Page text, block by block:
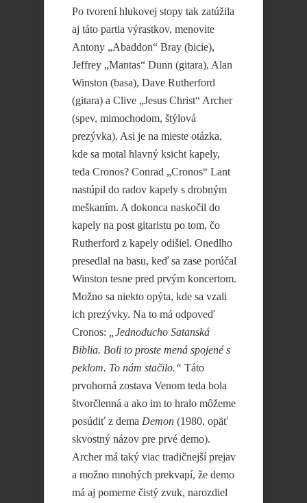
Po tvorení hlukovej stopy tak zatúžila
aj táto partia výrastkov, menovite
Antony „Abaddon“ Bray (bicie),
Jeffrey „Mantas“ Dunn (gitara), Alan
Winston (basa), Dave Rutherford
(gitara) a Clive „Jesus Christ“ Archer
(spev, mimochodom, štýlová
prezývka). Asi je na mieste otázka,
kde sa motal hlavný ksicht kapely,
teda Cronos? Conrad „Cronos“ Lant
nastúpil do radov kapely s drobným
meškaním. A dokonca naskočil do
kapely na post gitaristu po tom, čo
Rutherford z kapely odišiel. Onedlho
presedlal na basu, keď sa zase porúčal
Winston tesne pred prvým koncertom.
Možno sa niekto opýta, kde sa vzali
ich prezývky. Na to má odpoveď
Cronos:
„Jednoducho Satanská
Biblia. Boli to proste mená spojené s
peklom. To nám stačilo.“ Táto
prvohorná zostava Venom teda bola
štvorčlenná a ako im to hralo môžeme
posúdiť z dema Demon (1980, opäť
skvostný názov pre prvé demo).
Archer má taký viac tradičnejší prejav
a možno mnohých prekvapí, že demo
má aj pomerne čistý zvuk, narozdiel